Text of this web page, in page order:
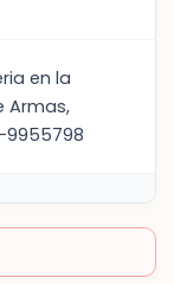
en la
Armas,
9955798